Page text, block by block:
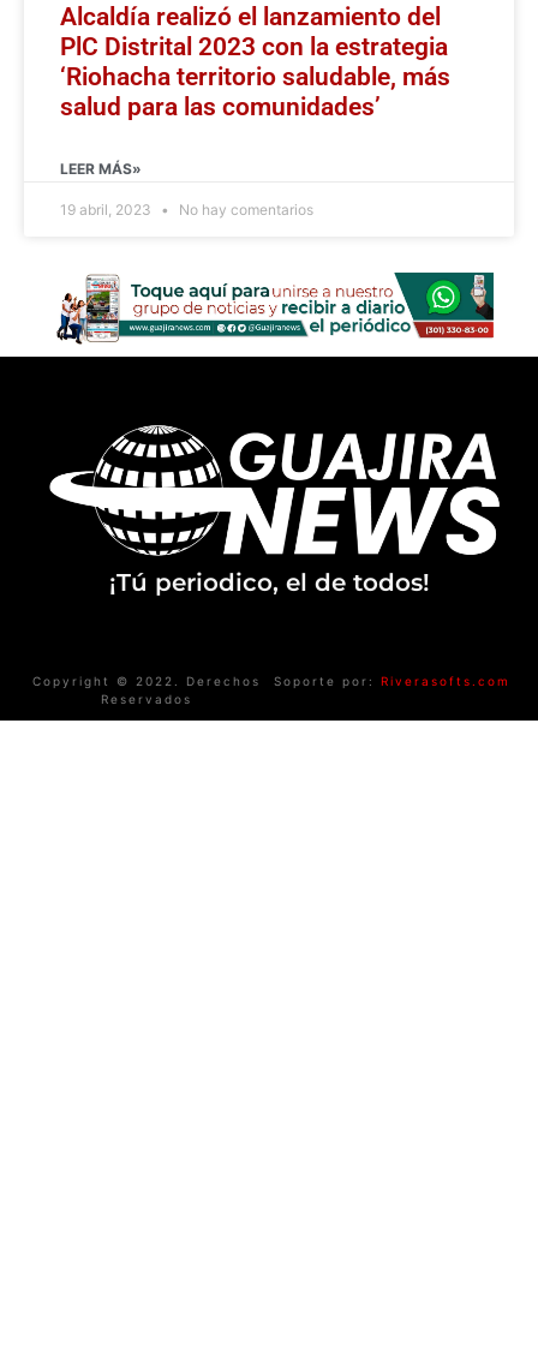
Alcaldía realizó el lanzamiento del
PlC Distrital 2023 con la estrategia
‘Riohacha territorio saludable, más
salud para las comunidades’
LEER MÁS»
19 abril, 2023 No hay comentarios
¡Tú periodico, el de todos!
Copyright © 2022. Derechos
Reservados
Soporte por: Riverasofts.com